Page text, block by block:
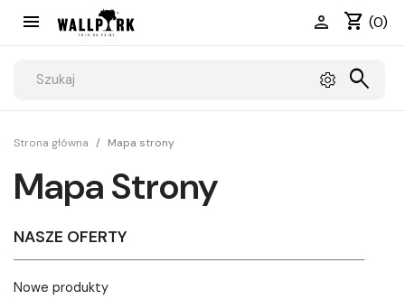
 shopping_cart (0)

search
Strona główna Mapa strony
Mapa Strony
NASZE OFERTY
Nowe produkty